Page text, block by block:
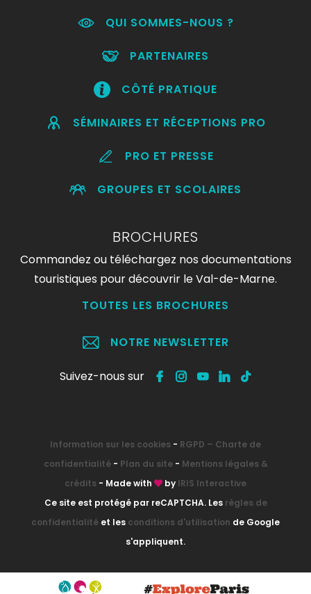
QUI SOMMES-NOUS ?
PARTENAIRES
CÔTÉ PRATIQUE
SÉMINAIRES ET RÉCEPTIONS PRO
PRO ET PRESSE
GROUPES ET SCOLAIRES
BROCHURES
Commandez ou téléchargez nos documentations
touristiques pour découvrir le Val-de-Marne.
TOUTES LES BROCHURES
NOTRE NEWSLETTER
Suivez-nous sur
Information sur les cookies - RGPD – Charte de
confidentialité- Plan du site- Mentions légales &
crédits - Made with by IRIS Interactive
Ce site est protégé par reCAPTCHA. Les règles de
confidentialité et les conditions d'utilisation de Google
s'appliquent.